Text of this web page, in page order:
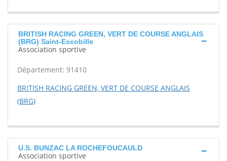
BRITISH RACING GREEN, VERT DE COURSE ANGLAIS
(BRG) Saint-Escobille
Association sportive
Département: 91410
BRITISH RACING GREEN, VERT DE COURSE ANGLAIS
(BRG)
U.S. BUNZAC LA ROCHEFOUCAULD
Association sportive